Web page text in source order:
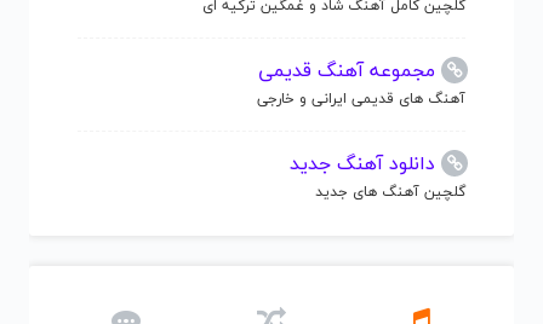
گلچین کامل آهنگ شاد و غمگین ترکیه ای
مجموعه آهنگ قدیمی
آهنگ های قدیمی ایرانی و خارجی
دانلود آهنگ جدید
گلچین آهنگ های جدید